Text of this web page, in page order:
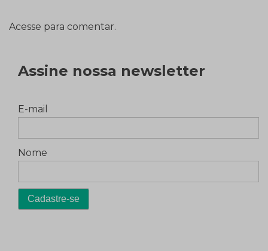
Acesse para comentar.
Assine nossa newsletter
E-mail
Nome